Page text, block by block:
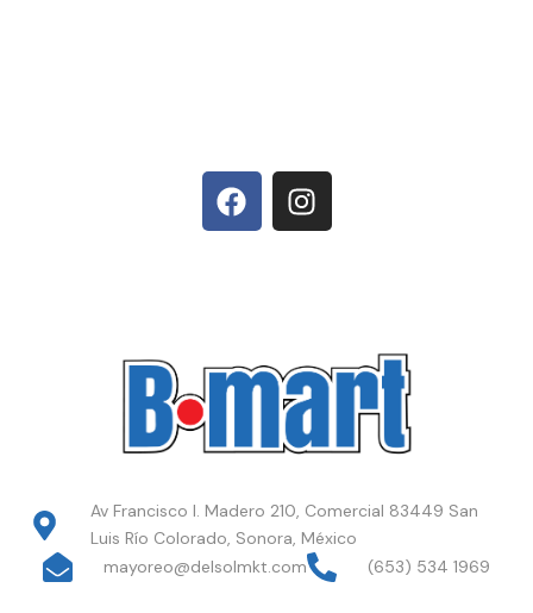
Av Francisco I. Madero 210, Comercial 83449 San
Luis Río Colorado, Sonora, México
mayoreo@delsolmkt.com
(653) 534 1969